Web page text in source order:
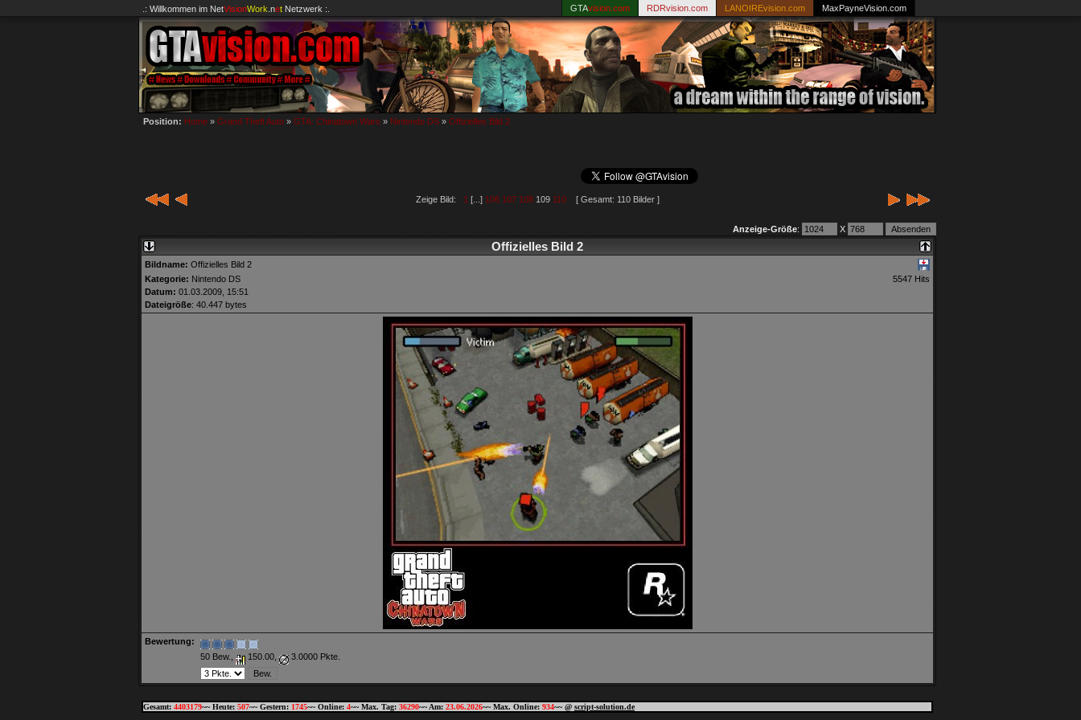
.: Willkommen im NetVisionWork .net Netzwerk :. GTAvision.com RDRvision.com LANOIREvision.com MaxPayneVision.com
Position: Home » Grand Theft Auto » GTA: Chinatown Wars » Nintendo DS » Offizielles Bild 2
Zeige Bild: 1 [...] 106 107 108109 110[ Gesamt: 110 Bilder ]
Anzeige-Größe: X
Offizielles Bild 2
Bildname: Offizielles Bild 2
Kategorie: Nintendo DS
5547 Hits
Datum: 01.03.2009, 15:51
Dateigröße: 40.447 bytes
Bewertung:
50 Bew.,
150.00, 3.0000 Pkte.
Gesamt: 4403179~~ Heute: 507~~ Gestern: 1745~~ Online: 4~~ Max. Tag: 36290~~ Am: 23.06.2026~~ Max. Online: 934~~ @ script-solution.de